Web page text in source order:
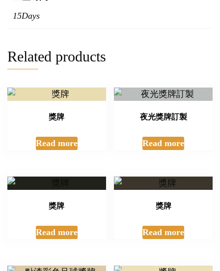
15Days
Related products
獎牌
Read more
夜光獎牌訂製
Read more
獎牌
Read more
獎牌
Read more